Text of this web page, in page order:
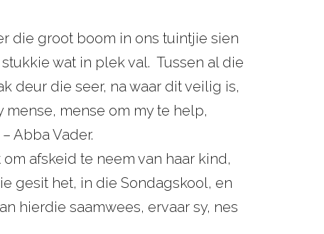
die groot boom in ons tuintjie sien
wat in plek val. Tussen al die
deur die seer, na waar dit veilig is,
mense om my te help,
Abba Vader.
afskeid te neem van haar kind,
gesit het, in die Sondagskool, en
hierdie saamwees, ervaar sy, nes